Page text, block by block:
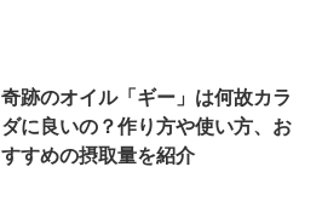
奇跡のオイル「ギー」は何故カラ
ダに良いの？作り方や使い方、お
すすめの摂取量を紹介